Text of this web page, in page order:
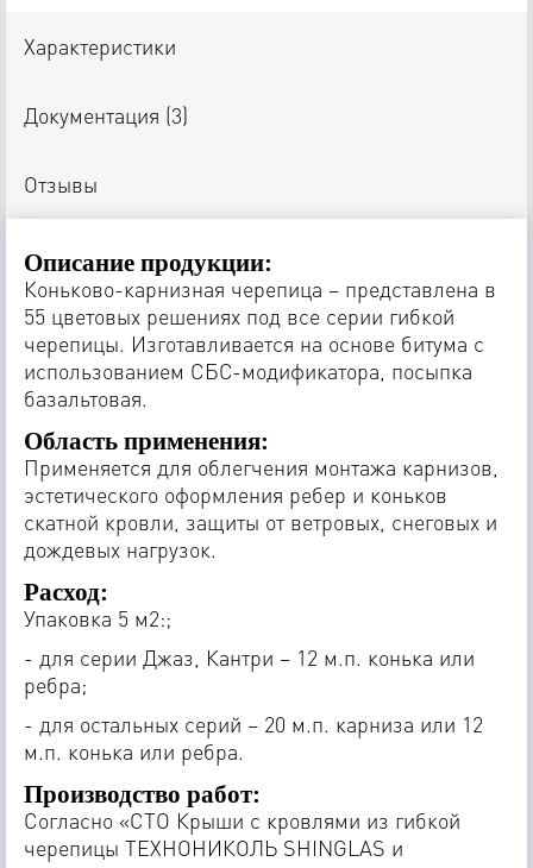
Характеристики
Документация (3)
Отзывы
Описание продукции:
Коньково-карнизная черепица – представлена в
55 цветовых решениях под все серии гибкой
черепицы. Изготавливается на основе битума с
использованием СБС-модификатора, посыпка
базальтовая.
Область применения:
Применяется для облегчения монтажа карнизов,
эстетического оформления ребер и коньков
скатной кровли, защиты от ветровых, снеговых и
дождевых нагрузок.
Расход:
Упаковка 5 м2:;
- для серии Джаз, Кантри – 12 м.п. конька или
ребра;
- для остальных серий – 20 м.п. карниза или 12
м.п. конька или ребра.
Производство работ:
Согласно «СТО Крыши с кровлями из гибкой
черепицы ТЕХНОНИКОЛЬ SHINGLAS и